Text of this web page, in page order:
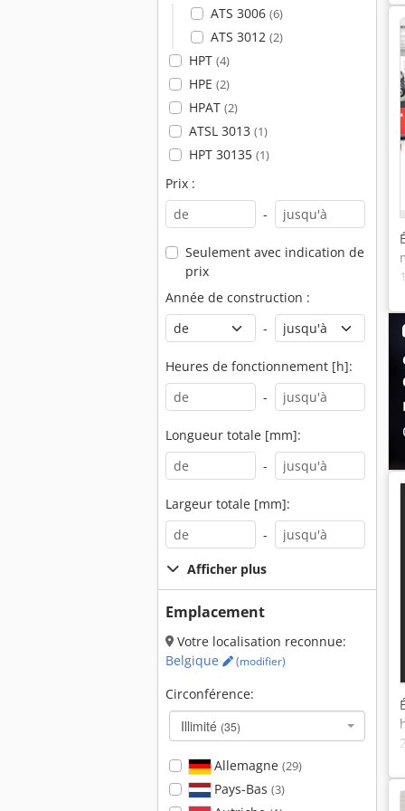
ATS 3006 (6)
ATS 3012 (2)
HPT (4)
HPE (2)
HPAT (2)
ATSL 3013 (1)
HPT 30135 (1)
Prix :
-
Seulement avec indication de
prix
Année de construction :
-
Heures de fonctionnement [h]:
-
Longueur totale [mm]:
-
Largeur totale [mm]:
-
Afficher plus
Emplacement
Votre localisation reconnue:
Belgique
(modifier)
Circonférence:
Illimité (35)
Allemagne (29)
Pays-Bas (3)